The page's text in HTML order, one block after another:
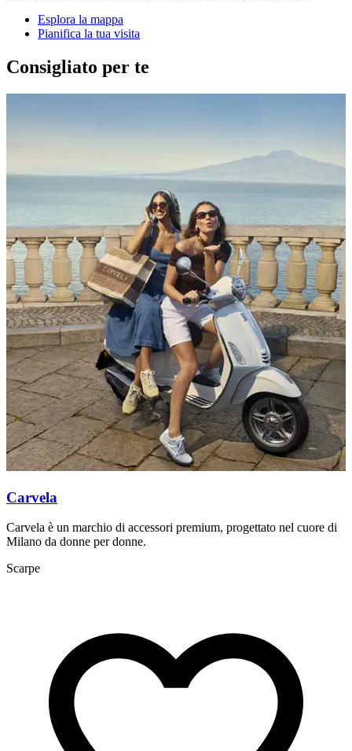
Esplora la mappa
Pianifica la tua visita
Consigliato per te
Carvela
Carvela è un marchio di accessori premium, progettato nel cuore di
Milano da donne per donne.
Scarpe